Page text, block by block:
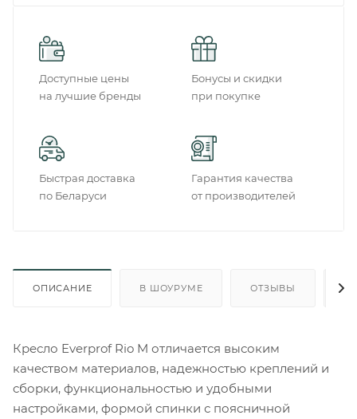
Доступные цены
на лучшие бренды
Бонусы и скидки
при покупке
Быстрая доставка
по Беларуси
Гарантия качества
от производителей
ОПИСАНИЕ В ШОУРУМЕ ОТЗЫВЫ
Кресло Everprof Rio M отличается высоким
качеством материалов, надежностью креплений и
сборки, функциональностью и удобными
настройками, формой спинки с поясничной